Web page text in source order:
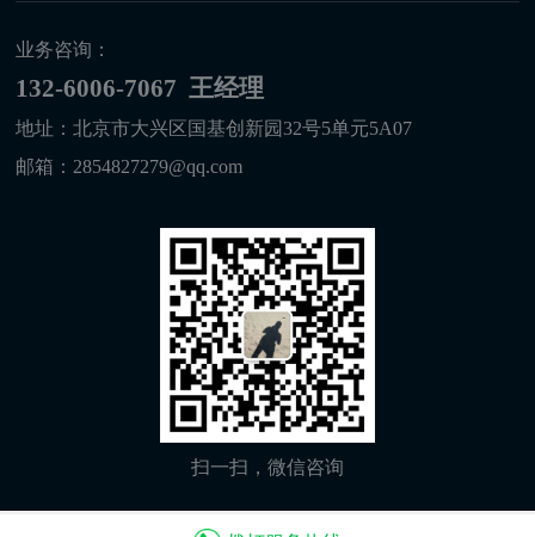
业务咨询：
132-6006-7067 王经理
地址：北京市大兴区国基创新园32号5单元5A07
邮箱：2854827279@qq.com
扫一扫，微信咨询